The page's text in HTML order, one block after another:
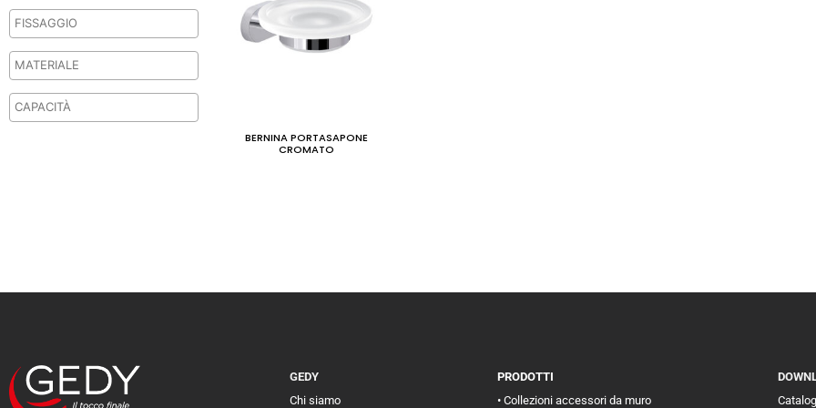
BERNINA PORTASAPONE
CROMATO
GEDY
Chi siamo
PRODOTTI
• Collezioni accessori da muro